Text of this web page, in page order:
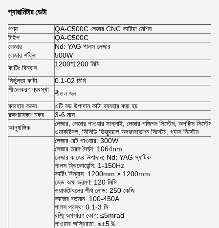
প্যারামিটার ডেটা
পণ্য
QA-C500C লেজার CNC কাটিয়া মেশিন
টাইপ
QA-C500C
লেজার
Nd: YAG পালস লেজার
লেজার শক্তি
500W
কাটিং বিন্যাস
1200*1200 মিমি
নির্ভুলতা কাটা
0.1-02 মিমি
শীতলকরণ ব্যবস্থা
শীতল জল
ব্যবহার করুন
এটি বড় উপাদান কাটা ব্যবহার করা হয়
রক্ষণাবেক্ষণ চক্র
3-6 মাস
আনুষাঙ্গিক
লেজার, লেজার পাওয়ার সাপ্লাই, লেজার পজিশন সিস্টেম, অপটিক্স সিস্টেম,
ওয়ার্কটেবল, সিসিডি ভিজ্যুয়াল অবজারভেশন সিস্টেম, গ্যাস সিস্টেম
লেজার রেট পাওয়ার: 300W
লেজার তরঙ্গ দৈর্ঘ্য: 1064nm
লেজার কাজের উপাদান: Nd: YAG স্ফটিক
পালস ফ্রিকোয়েন্সি: 1-150Hz
কাটিং বিন্যাস: 1200mm × 1200mm
জেড অক্ষ ভ্রমণ: 120 মিমি
ওয়ার্কটেবলের শীর্ষ লোড: 250 কেজি
কাজের বর্তমান: 100-450A
পালস প্রস্থ: 0.1-3 মি
রশ্মি অপসারণ কোণ: ≤5mrad
পাওয়ার অস্থিরতা: ≤±5％